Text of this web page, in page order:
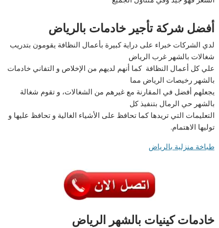
أفضل شركة تأجير خادمات بالرياض
لدي الشركات خبراء على دراية كبيرة بأعمال النظافة يقومون بتدريب
شغالات بالشهر غرب الرياض
علي كل أعمال النظافة كما أنهم لديهم من الإخلاص و التفاني خادمات
بالشهر رخيصات الرياض مما
يجعلهم أفضل في المقارنة مع غيرهم من الشغالات، و تقوم شغالة
بالشهر حي الرمال بتنفيذ كل
التعليمات التي تريدها كما تحافظ على الأشياء الغالية و تحافظ عليها و
توليها الاهتمام.
طباخة منزلية بالرياض
خادمات كينيات بالشهر الرياض